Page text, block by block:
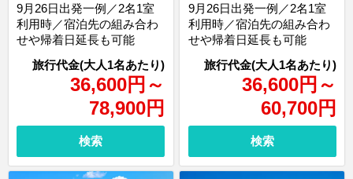
36,600円 ～
78,900円
9月26日出発一例／2名1室
利用時／宿泊先の組み合わ
せや帰着日延長も可能
検索
36,600円 ～
60,700円
9月26日出発一例／2名1室
利用時／宿泊先の組み合わ
せや帰着日延長も可能
検索